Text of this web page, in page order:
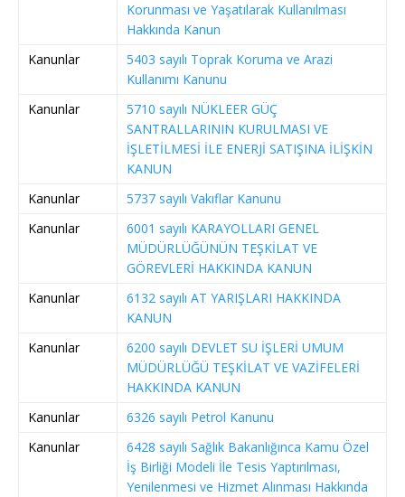
Korunması ve Yaşatılarak Kullanılması
Hakkında Kanun
Kanunlar
5403 sayılı Toprak Koruma ve Arazi
Kullanımı Kanunu
Kanunlar
5710 sayılı NÜKLEER GÜÇ
SANTRALLARININ KURULMASI VE
İŞLETİLMESİ İLE ENERJİ SATIŞINA İLİŞKİN
KANUN
Kanunlar
5737 sayılı Vakıflar Kanunu
Kanunlar
6001 sayılı KARAYOLLARI GENEL
MÜDÜRLÜĞÜNÜN TEŞKİLAT VE
GÖREVLERİ HAKKINDA KANUN
Kanunlar
6132 sayılı AT YARIŞLARI HAKKINDA
KANUN
Kanunlar
6200 sayılı DEVLET SU İŞLERİ UMUM
MÜDÜRLÜĞÜ TEŞKİLAT VE VAZİFELERİ
HAKKINDA KANUN
Kanunlar
6326 sayılı Petrol Kanunu
Kanunlar
6428 sayılı Sağlık Bakanlığınca Kamu Özel
İş Birliği Modeli İle Tesis Yaptırılması,
Yenilenmesi ve Hizmet Alınması Hakkında